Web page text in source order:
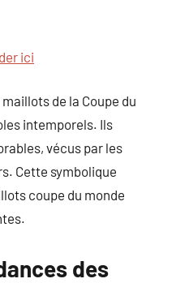
ici
de la Coupe du
intemporels. Ils
vécus par les
Cette symbolique
coupe du monde
des